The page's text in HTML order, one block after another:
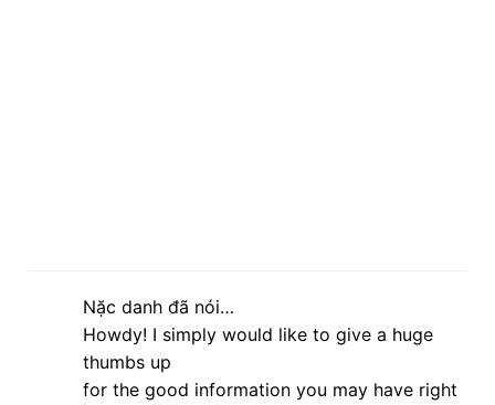
Nặc danh đã nói…
Howdy! I simply would like to give a huge
thumbs up
for the good information you may have right